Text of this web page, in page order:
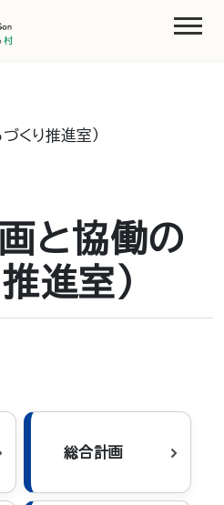
くり推進室）
と協働の
進室）
総合計画